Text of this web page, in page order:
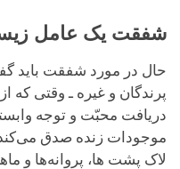
شفقت یک عامل
حال در مورد شفقت باید
پرندگان و غیره ـ وقتی که
دریافت محبّت و توجه
موجودات زنده صدق می‌کند
لاک پشت ها، پروانه‌ها و